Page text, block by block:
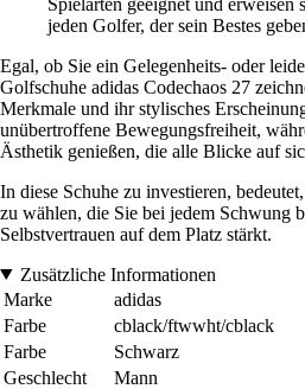
jeden Golfer, der sein Bestes
Egal, ob Sie ein Gelegenheits- oder
Golfschuhe adidas Codechaos 27
Merkmale und ihr stylisches
unübertroffene Bewegungsfreiheit,
Ästhetik genießen, die alle Blicke auf
In diese Schuhe zu investieren,
zu wählen, die Sie bei jedem Schwung
Selbstvertrauen auf dem Platz stärkt.
Zusätzliche Informationen
Marke
adidas
Farbe
cblack/ftwwht/cblack
Farbe
Schwarz
Geschlecht
Mann